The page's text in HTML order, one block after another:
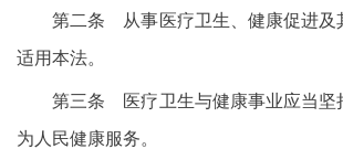
第二条 从事医疗卫生、健康促进及
适用本法。
第三条 医疗卫生与健康事业应当坚
为人民健康服务。